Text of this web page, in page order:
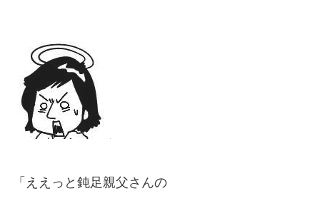
「ええっと鈍足親父さんの